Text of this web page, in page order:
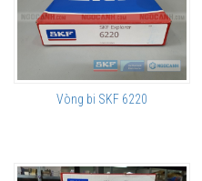
Vòng bi SKF 6220